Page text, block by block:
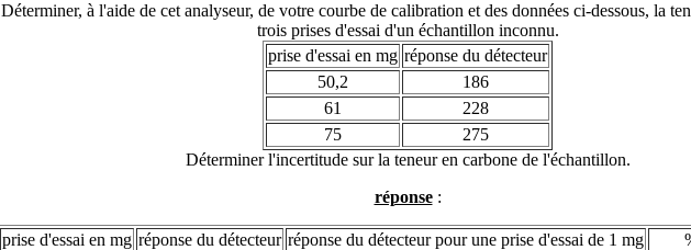
Déterminer, à l'aide de cet analyseur, de votre courbe de calibration et des données ci-dessous, la
trois prises d'essai d'un échantillon inconnu.
prise d'essai en mg réponse du détecteur
50,2
186
61
228
75
275
Déterminer l'incertitude sur la teneur en carbone de l'échantillon.
réponse:
prise d'essai en mg réponse du détecteur réponse du détecteur pour une prise d'essai de 1 mg